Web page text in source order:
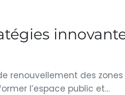
renouvellement des
l’espace public et…